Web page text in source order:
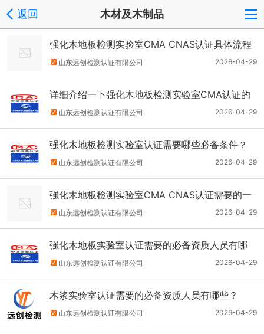
返回 木材及木制品
强化木地板检测实验室CMA CNAS认证具体流程
2026-04-29
山东远创检测认证有限公司
详细介绍一下强化木地板检测实验室CMA认证的
具体要求
2026-04-29
山东远创检测认证有限公司
强化木地板检测实验室认证需要哪些必备条件？
2026-04-29
山东远创检测认证有限公司
强化木地板检测实验室CMA CNAS认证需要的一
般流程，
2026-04-29
山东远创检测认证有限公司
强化木地板实验室认证需要的必备资质人员有哪
些？
2026-04-29
山东远创检测认证有限公司
木浆实验室认证需要的必备资质人员有哪些？
2026-04-29
山东远创检测认证有限公司